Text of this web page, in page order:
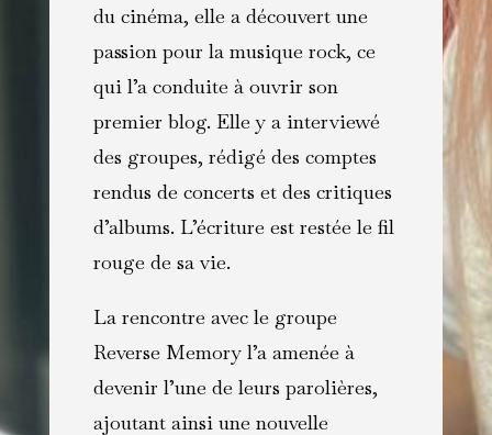
du cinéma, elle a découvert une
passion pour la musique rock, ce
qui l’a conduite à ouvrir son
premier blog. Elle y a interviewé
des groupes, rédigé des comptes
rendus de concerts et des critiques
d’albums. L’écriture est restée le fil
rouge de sa vie.
La rencontre avec le groupe
Reverse Memory l’a amenée à
devenir l’une de leurs parolières,
ajoutant ainsi une nouvelle